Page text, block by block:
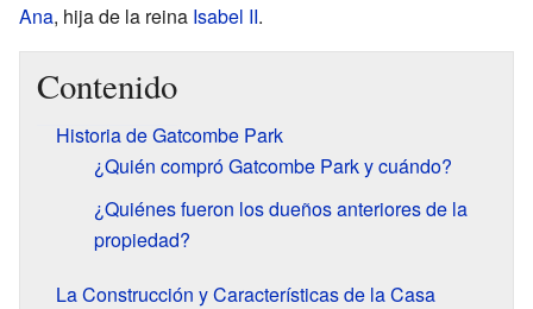
Ana, hija de la reina Isabel II.
Contenido
Historia de Gatcombe Park
¿Quién compró Gatcombe Park y cuándo?
¿Quiénes fueron los dueños anteriores de la
propiedad?
La Construcción y Características de la Casa